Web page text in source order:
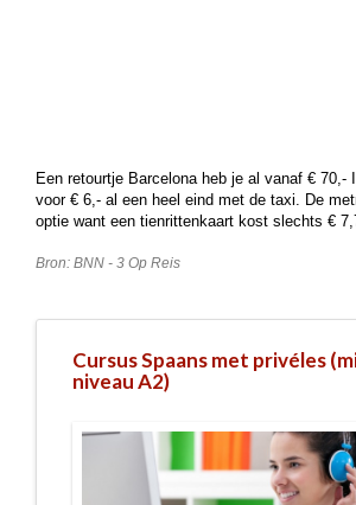
Een retourtje Barcelona heb je al vanaf € 70,-
voor € 6,- al een heel eind met de taxi. De
optie want een tienrittenkaart kost slechts €
Bron: BNN - 3 Op Reis
Cursus Spaans met privéles
niveau A2)